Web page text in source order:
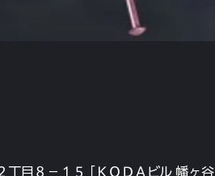
目８−１５ ｢ＫＯＤＡビル 幡ヶ谷｣